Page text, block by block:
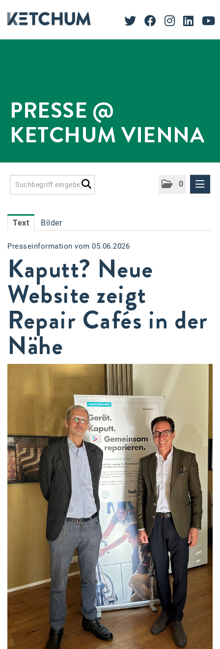
PRESSE @
KETCHUM VIENNA
0
Accessiway
Accor
ALC
Anadi Bank
Arthur D. Little
Bake the Shape
BBDO Wien
bellaflora
Braun
BRP-Rotax
Bundesdenkmalamt
Calle Libre
Enkeltaugliches Österreich
Gillette Venus
GrECo
GYNIAL
Helvetia Österreich
Text Bilder
Presseinformation vom 05.06.2026
Kaputt? Neue
Website zeigt
Repair Cafés in der
Nähe